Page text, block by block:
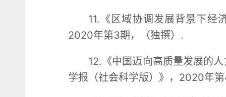
11.《区域协调发展背景下经
2020年第3期，（独撰）.
12.《中国迈向高质量发展的
学报（社会科学版）》，2020年